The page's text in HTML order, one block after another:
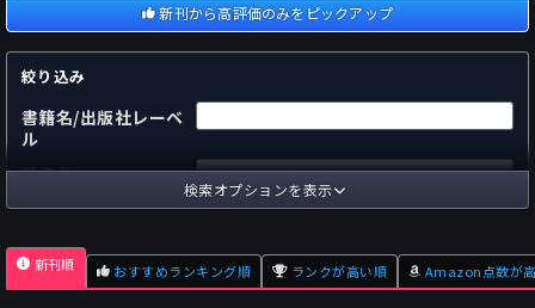
新刊から高評価のみをピックアップ
絞り込み
書籍名/出版社レーベ
ル
著者名
国内
海外
出版社
検索オプションを表示
新刊順 おすすめランキング順 ランクが高い順 Amazon点数が